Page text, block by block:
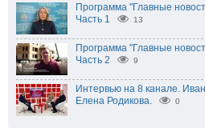
Программа "Главные
Часть 1
13
Программа "Главные
Часть 2
9
Интервью на 8 канале.
Елена Родикова.
0